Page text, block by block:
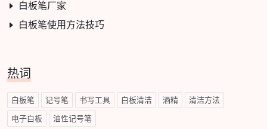
白板笔厂家
白板笔使用方法技巧
热词
白板笔 记号笔 书写工具 白板清洁 酒精 清洁方法
电子白板 油性记号笔